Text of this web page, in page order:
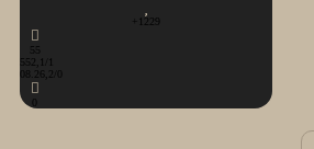
+1229
55
552,1/1
08.26,2/0